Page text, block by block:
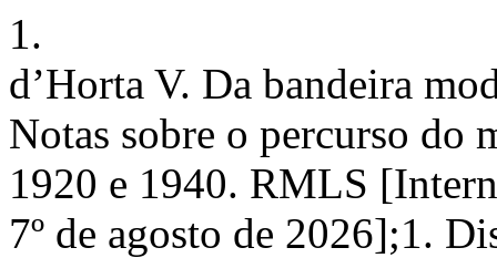
1.
d’Horta V. Da bandeira
Notas sobre o percurso do
1920 e 1940. RMLS
7º de agosto de 2026];1.